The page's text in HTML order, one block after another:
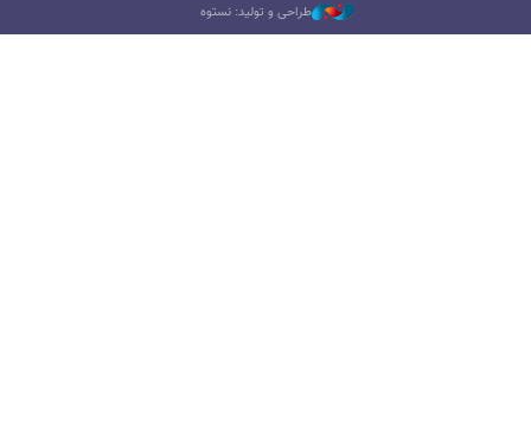
طراحی و تولید: نستوه